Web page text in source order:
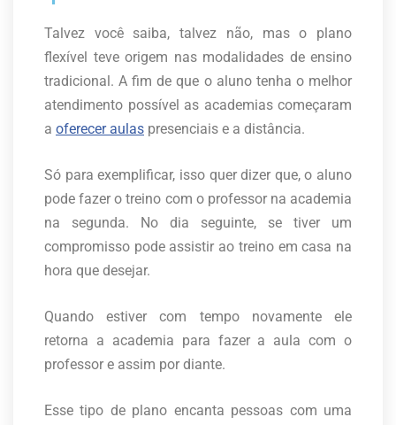
Talvez você saiba, talvez não, mas o plano
flexível teve origem nas modalidades de ensino
tradicional. A fim de que o aluno tenha o melhor
atendimento possível as academias começaram
a oferecer aulas presenciais e a distância.
Só para exemplificar, isso quer dizer que, o aluno
pode fazer o treino com o professor na academia
na segunda. No dia seguinte, se tiver um
compromisso pode assistir ao treino em casa na
hora que desejar.
Quando estiver com tempo novamente ele
retorna a academia para fazer a aula com o
professor e assim por diante.
Esse tipo de plano encanta pessoas com uma